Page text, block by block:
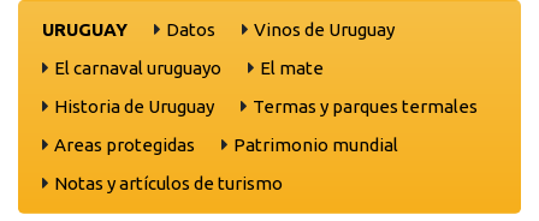
URUGUAY Datos
Vinos de Uruguay
El carnaval uruguayo
El mate
Historia de Uruguay
Termas y parques termales
Areas protegidas
Patrimonio mundial
Notas y artículos de turismo